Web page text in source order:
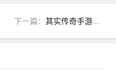
下一篇：其实传奇手游发布网中的瘫痪戒指是鸡肋